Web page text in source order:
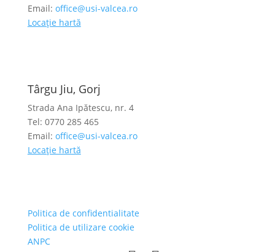
Email: office@usi-valcea.ro
Locație hartă
Târgu Jiu, Gorj
Strada Ana Ipătescu, nr. 4
Tel: 0770 285 465
Email: office@usi-valcea.ro
Locație hartă
Politica de confidentialitate
Politica de utilizare cookie
ANPC